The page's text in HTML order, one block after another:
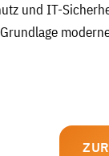
und IT-